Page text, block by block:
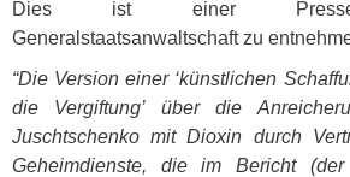
Dies ist einer
Generalstaatsanwaltschaft zu
“Die Version einer ‘künstlichen
die Vergiftung’ über die
Juschtschenko mit Dioxin durch
Geheimdienste, die im Bericht (der